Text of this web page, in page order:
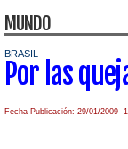
MUNDO
BRASIL
Por las
Fecha Publicación: 29/01/2009